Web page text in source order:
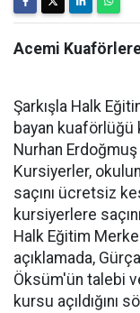
Acemi
Şarkışla Halk
bayan kuaförlüğü
Nurhan
Kursiyerler,
saçını ücretsiz
kursiyerlere
Halk Eğitim
açıklamada,
Öksüm'ün talebi
kursu açıldığını